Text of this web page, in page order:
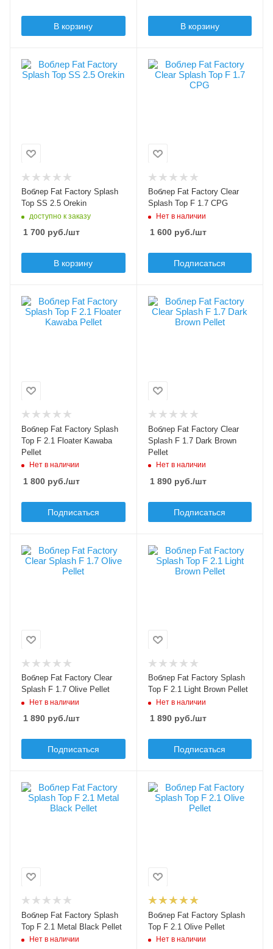
В корзину В корзину
Цвет приманки
Orekin
Длина приманки, мм
Вес приманки, гр
2.5
Плавучесть
slow sinking (SS)
Воблер Fat Factory Splash
Top SS 2.5 Orekin
доступно к заказу
1 700 руб./шт
В корзину
Цвет приманки
CPG
Длина приманки, мм
Вес приманки, гр
1.7
Плавучесть
floating (F)
Воблер Fat Factory Clear
Splash Top F 1.7 CPG
Нет в наличии
1 600руб./шт
Подписаться
Цвет приманки
Floater Kawaba
поппер
20
Вес приманки, гр
2.1
Плавучесть
floating (F)
Воблер Fat Factory Splash
Top F 2.1 Floater Kawaba
Pellet
Нет в наличии
1 800 руб./шт
Подписаться
Цвет приманки
Dark Brown Pellet
Длина приманки, мм
Вес приманки, гр
1.7
Плавучесть
floating (F)
Воблер Fat Factory Clear
Splash F 1.7 Dark Brown
Pellet
Нет в наличии
1 890руб./шт
Подписаться
Цвет приманки
Olive Pellet
Длина приманки, мм
Вес приманки, гр
1.7
Плавучесть
floating (F)
Воблер Fat Factory Clear
Splash F 1.7 Olive Pellet
Нет в наличии
1 890 руб./шт
Подписаться
Цвет приманки
Light Brown Pellet
Длина приманки, мм
Вес приманки, гр
2.1
Плавучесть
floating (F)
Воблер Fat Factory Splash
Top F 2.1 Light Brown Pellet
Нет в наличии
1 890руб./шт
Подписаться
Цвет приманки
Metal Black Pellet
Длина приманки, мм
Вес приманки, гр
2.1
Плавучесть
Воблер Fat Factory Splash
Top F 2.1 Metal Black Pellet
Нет в наличии
Цвет приманки
Olive Pellet
Длина приманки, мм
Вес приманки, гр
2.1
Плавучесть
Воблер Fat Factory Splash
Top F 2.1 Olive Pellet
Нет в наличии